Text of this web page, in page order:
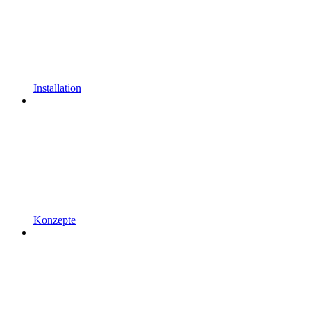
Installation
Konzepte